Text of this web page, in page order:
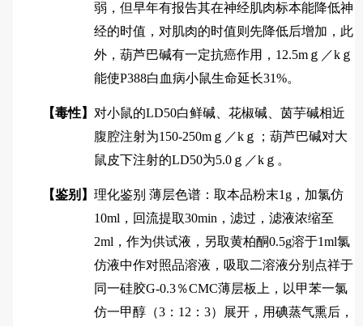
弱，但早年有报告其在神经肌肉标本能降低神
经的时值，对肌肉的时值则先降低后增加，此
外，葫芦巴碱有一定抗癌作用，12.5mｇ／kｇ
能使P388白血病小鼠生命延长31%。
【毒性】 对小鼠的LD50白鲜碱、花椒碱、茵芋碱相近
腹腔注射为150-250mｇ／kｇ；葫芦巴碱对大
鼠皮下注射的LD50为5.0ｇ／kｇ。
【鉴别】 理化鉴别 薄层色谱：取本品粉末1g，加氯仿
10ml，回流提取30min，滤过，滤液浓缩至
2ml，作为供试液，另取黄柏酮0.5g溶于1ml氯
仿液中作对照品溶液，吸取二溶液分别点祥于
同一硅胶G-0.3％CMC薄层板上，以甲苯一氯
仿一甲醇（3：12：3）展开，用碘蒸气熏后，